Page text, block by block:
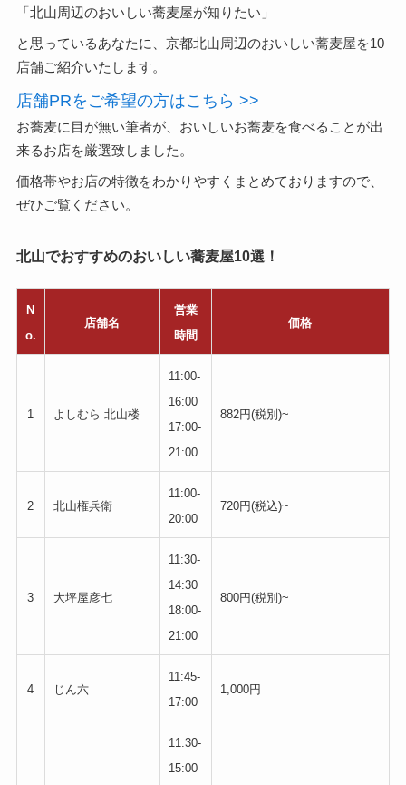
「北山周辺のおいしい蕎麦屋が知りたい」
と思っているあなたに、京都北山周辺のおいしい蕎麦屋を10
店舗ご紹介いたします。
店舗PRをご希望の方はこちら >>
お蕎麦に目が無い筆者が、おいしいお蕎麦を食べることが出
来るお店を厳選致しました。
価格帯やお店の特徴をわかりやすくまとめておりますので、
ぜひご覧ください。
北山でおすすめのおいしい蕎麦屋10選！
N
o.
店舗名
営業
時間
価格
1 よしむら 北山楼
11:00-
16:00
17:00-
21:00
882円(税別)~
2 北山権兵衛
11:00-
20:00
720円(税込)~
3 大坪屋彦七
11:30-
14:30
18:00-
21:00
800円(税別)~
4 じん六
11:45-
17:00
1,000円
11:30-
15:00